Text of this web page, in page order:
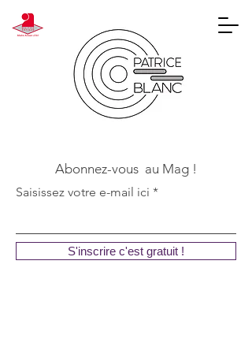
Abonnez-vous au Mag !
Saisissez votre e-mail ici
S'inscrire c'est gratuit !